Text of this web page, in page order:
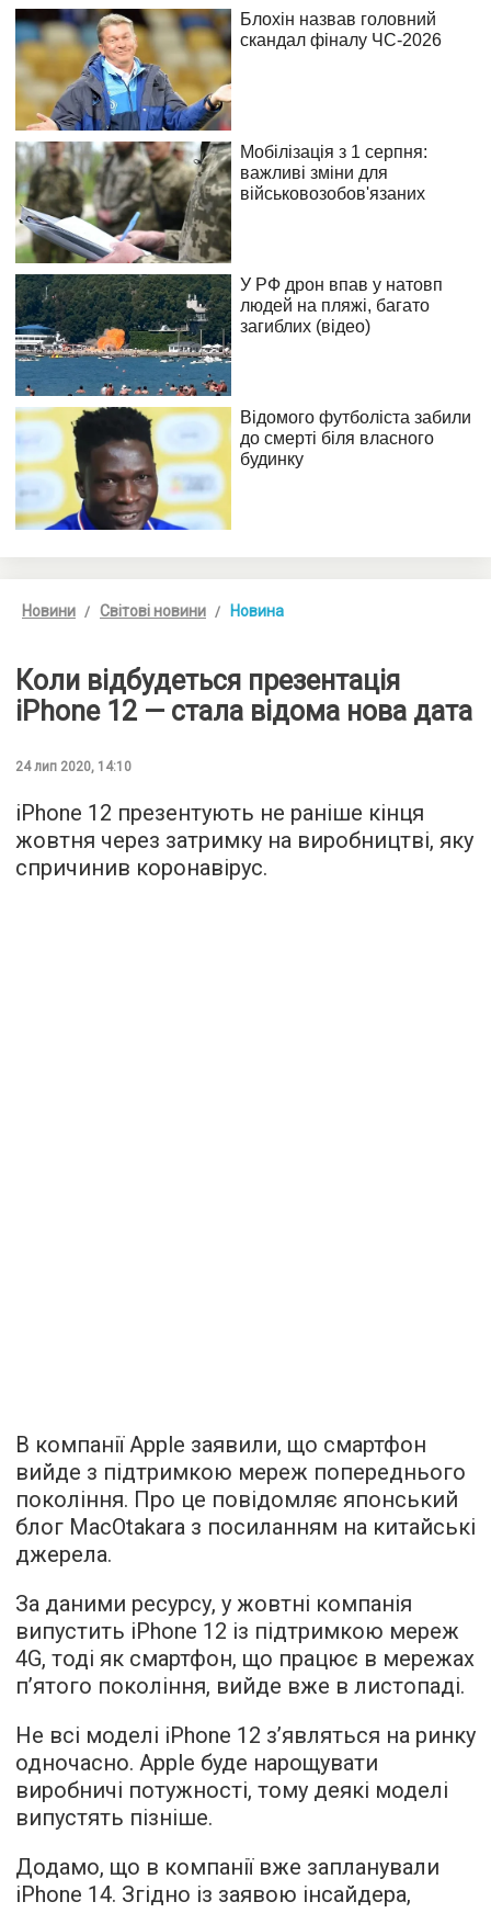
Новини Світові новини Новина
Коли відбудеться презентація
iPhone 12 — стала відома нова дата
24 лип 2020, 14:10
iPhone 12 презентують не раніше кінця
жовтня через затримку на виробництві, яку
спричинив коронавірус.
В компанії Apple заявили, що смартфон
вийде з підтримкою мереж попереднього
покоління. Про це повідомляє японський
блог MacOtakara з посиланням на китайські
джерела.
За даними ресурсу, у жовтні компанія
випустить iPhone 12 із підтримкою мереж
4G, тоді як смартфон, що працює в мережах
п’ятого покоління, вийде вже в листопаді.
Не всі моделі iPhone 12 з’являться на ринку
одночасно. Apple буде нарощувати
виробничі потужності, тому деякі моделі
випустять пізніше.
Додамо, що в компанії вже запланували
iPhone 14. Згідно із заявою інсайдера,